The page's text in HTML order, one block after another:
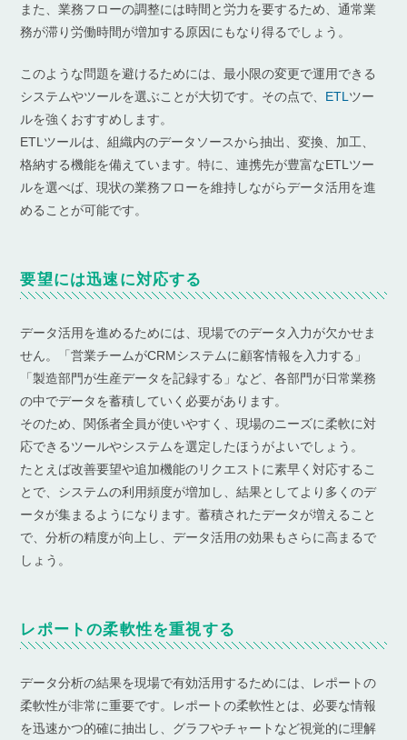
また、業務フローの調整には時間と労力を要するため、通常業
務が滞り労働時間が増加する原因にもなり得るでしょう。
このような問題を避けるためには、最小限の変更で運用できる
システムやツールを選ぶことが大切です。その点で、 ETL ツー
ルを強くおすすめします。
ETLツールは、組織内のデータソースから抽出、変換、加工、
格納する機能を備えています。特に、連携先が豊富なETLツー
ルを選べば、現状の業務フローを維持しながらデータ活用を進
めることが可能です。
要望には迅速に対応する
データ活用を進めるためには、現場でのデータ入力が欠かせま
せん。「営業チームがCRMシステムに顧客情報を入力する」
「製造部門が生産データを記録する」など、各部門が日常業務
の中でデータを蓄積していく必要があります。
そのため、関係者全員が使いやすく、現場のニーズに柔軟に対
応できるツールやシステムを選定したほうがよいでしょう。
たとえば改善要望や追加機能のリクエストに素早く対応するこ
とで、システムの利用頻度が増加し、結果としてより多くのデ
ータが集まるようになります。蓄積されたデータが増えること
で、分析の精度が向上し、データ活用の効果もさらに高まるで
しょう。
レポートの柔軟性を重視する
データ分析の結果を現場で有効活用するためには、レポートの
柔軟性が非常に重要です。レポートの柔軟性とは、必要な情報
を迅速かつ的確に抽出し、グラフやチャートなど視覚的に理解